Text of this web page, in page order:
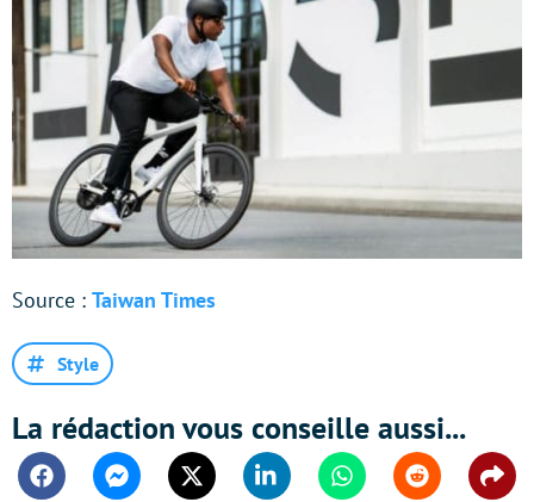
Source : Taiwan Times
Style
La rédaction vous conseille aussi...
FacebookMessengerTwitter Linkedin WhatsappReddit